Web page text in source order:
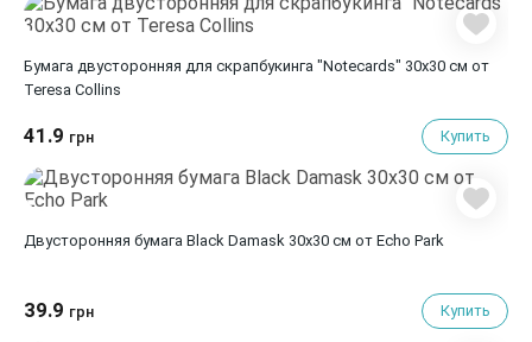
Бумага двусторонняя для скрапбукинга "Notecards" 30х30 см от
Teresa Collins
41.9 грн Купить
Двусторонняя бумага Black Damask 30х30 см от Echo Park
39.9 грн Купить